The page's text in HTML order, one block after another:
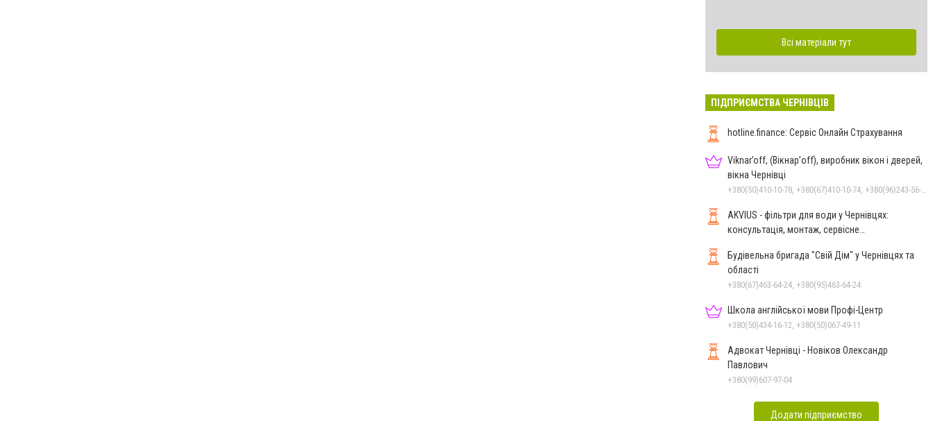
Всі матеріали тут
ПІДПРИЄМСТВА ЧЕРНІВЦІВ
hotline.finance: Сервіс Онлайн Страхування
Viknar’off, (Вікнар’off), виробник вікон і дверей,
вікна Чернівці
AKVIUS - фільтри для води у Чернівцях:
консультація, монтаж, сервісне
Будівельна бригада "Свій Дім" у Чернівцях та
області
+380(67)463-64-24, +380(95)463-64-24
Школа англійської мови Профі-Центр
+380(50)434-16-12, +380(50)067-49-11
Адвокат Чернівці - Новіков Олександр
Павлович
+380(99)607-97-04
Додати підприємство